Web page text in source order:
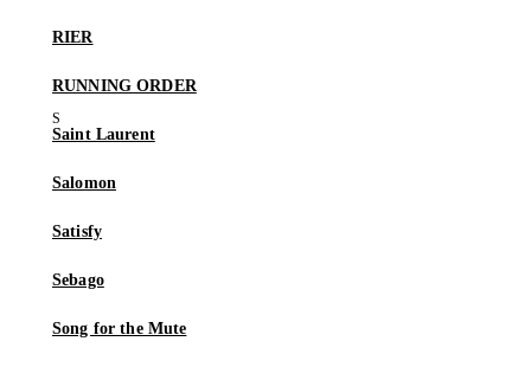
RIER
RUNNING ORDER
Saint Laurent
Salomon
Satisfy
Sebago
Song for the Mute